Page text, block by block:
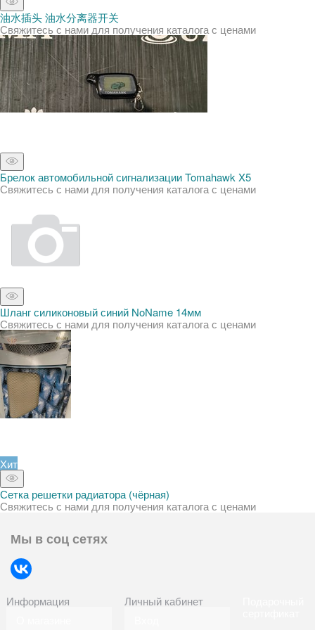
油水插头 油水分离器开关
Свяжитесь с нами для получения каталога с ценами
Брелок автомобильной сигнализации Tomahawk X5
Свяжитесь с нами для получения каталога с ценами
Шланг силиконовый синий NoName 14мм
Свяжитесь с нами для получения каталога с ценами
Хит
Сетка решетки радиатора (чёрная)
Свяжитесь с нами для получения каталога с ценами
Мы в соц сетях
Информация
Личный кабинет